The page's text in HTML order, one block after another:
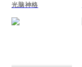
光脑神格